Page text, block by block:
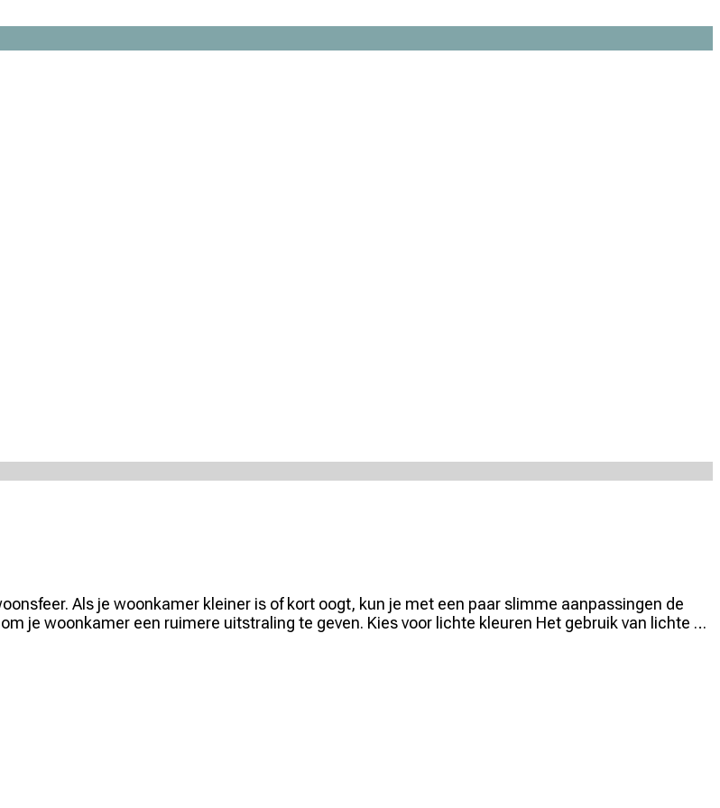
Als je woonkamer kleiner is of kort oogt, kun je met een paar slimme aanpassingen de
je woonkamer een ruimere uitstraling te geven. Kies voor lichte kleuren Het gebruik van lichte …